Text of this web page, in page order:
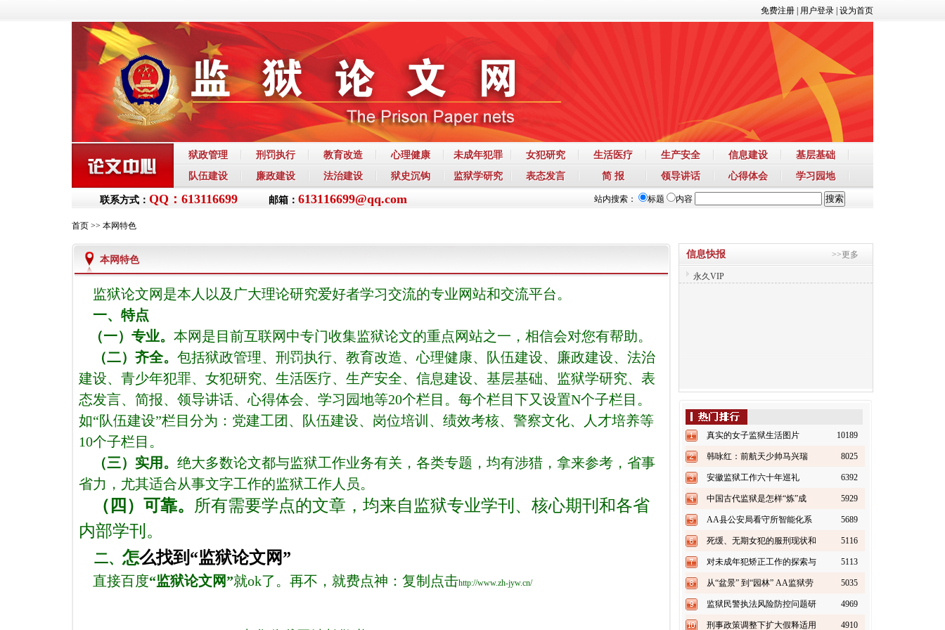
免费注册 用户登录 设为首页
狱政管理 刑罚执行 教育改造 心理健康 未成年犯罪 女犯研究 生活医疗 生产安全 信息建设
基层基础
队伍建设
廉政建设 法治建设 狱史沉钩 监狱学研究 表态发言 简 报 领导讲话 心得体会 学习园地
站内搜索： 标题 内容
联系方式： QQ：613116699 邮箱： 613116699@qq.com
首页 >> 本网特色
本网特色
监狱论文网是本人以及广大理论研究爱好者学习交流的专业网站和交流平台。
一、特点
（一）专业。 本网是 目前互联网中专门收集监狱论文的重点网站之一，相信会对您有帮助。
（二）齐全。 包括狱政管理、刑罚执行、教育改造、心理健康、队伍建设、廉政建设、法治
建设、青少年犯罪、女犯研究、生活医疗、生产安全、信息建设、基层基础、监狱学研究、表
态发言、简报、领导讲话、心得体会、学习园地等20个栏目。每个栏目下又设置N个子栏目。
如“队伍建设”栏目分为：党建工团、队伍建设、岗位培训、绩效考核、警察文化、人才培养等
10个子栏目。
（三）实用。 绝大多数论文都与监狱工作业务有关，各类专题，均有涉猎，拿来参考，省事
省力，尤其适合从事文字工作的监狱工作人员。
（四）可靠。 所有需要学点的文章，均来自监狱专业学刊、核心期刊和各省
内部学刊。
二、 怎么找到“监狱论文网”
直接百度“监狱论文网”就ok了。再不，就费点神：复制点击http://www.zh-jyw.cn/
>>更多
信息快报
永久VIP
10189
真实的女子监狱生活图片
8025
韩咏红：前航天少帅马兴瑞
也“失踪” 6392
安徽监狱工作六十年巡礼
（上） 5929
中国古代监狱是怎样“炼”成
的？ 5689
AA县公安局看守所智能化系
统建设方案书（上） 5116
死缓、无期女犯的服刑现状和
改造对策探析 5113
对未成年犯矫正工作的探索与
实践 5035
从“盆景” 到“园林” AA监狱劳
务加工业快速发展之路 4969
监狱民警执法风险防控问题研
究 4910
刑事政策调整下扩大假释适用